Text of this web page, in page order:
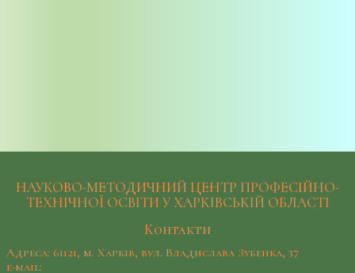
НАУКОВО-МЕТОДИЧНИЙ ЦЕНТР ПРОФЕСІЙНО-
ТЕХНІЧНОЇ ОСВІТИ У ХАРКІВСЬКІЙ ОБЛАСТІ
Контакти
Адреса: 61121, м. Харків, вул. Владислава Зубенка, 37
e-mail: